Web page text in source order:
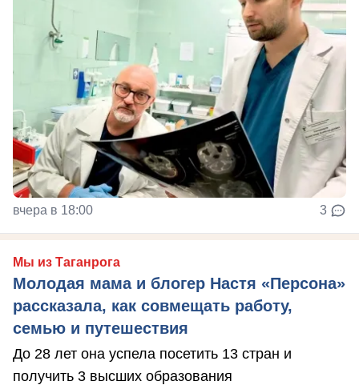
вчера в 18:00 3
Мы из Таганрога
Молодая мама и блогер Настя «Персона»
рассказала, как совмещать работу,
семью и путешествия
До 28 лет она успела посетить 13 стран и
получить 3 высших образования